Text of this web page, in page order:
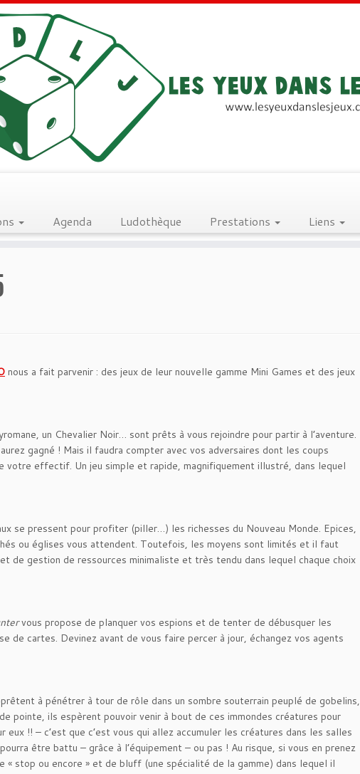
Agenda Ludothèque Prestations Liens
nous a fait parvenir : des jeux de leur nouvelle gamme Mini Games et des jeux
un Chevalier Noir… sont prêts à vous rejoindre pour partir à l’aventure.
gagné ! Mais il faudra compter avec vos adversaires dont les coups
effectif. Un jeu simple et rapide, magnifiquement illustré, dans lequel
se pressent pour profiter (piller…) les richesses du Nouveau Monde. Epices,
ou églises vous attendent. Toutefois, les moyens sont limités et il faut
de gestion de ressources minimaliste et très tendu dans lequel chaque choix
vous propose de planquer vos espions et de tenter de débusquer les
de cartes. Devinez avant de vous faire percer à jour, échangez vos agents
à pénétrer à tour de rôle dans un sombre souterrain peuplé de gobelins,
pointe, ils espèrent pouvoir venir à bout de ces immondes créatures pour
!! – c’est que c’est vous qui allez accumuler les créatures dans les salles
être battu – grâce à l’équipement – ou pas ! Au risque, si vous en prenez
stop ou encore » et de bluff (une spécialité de la gamme) dans lequel il